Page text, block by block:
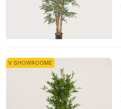
V SHOWROOME